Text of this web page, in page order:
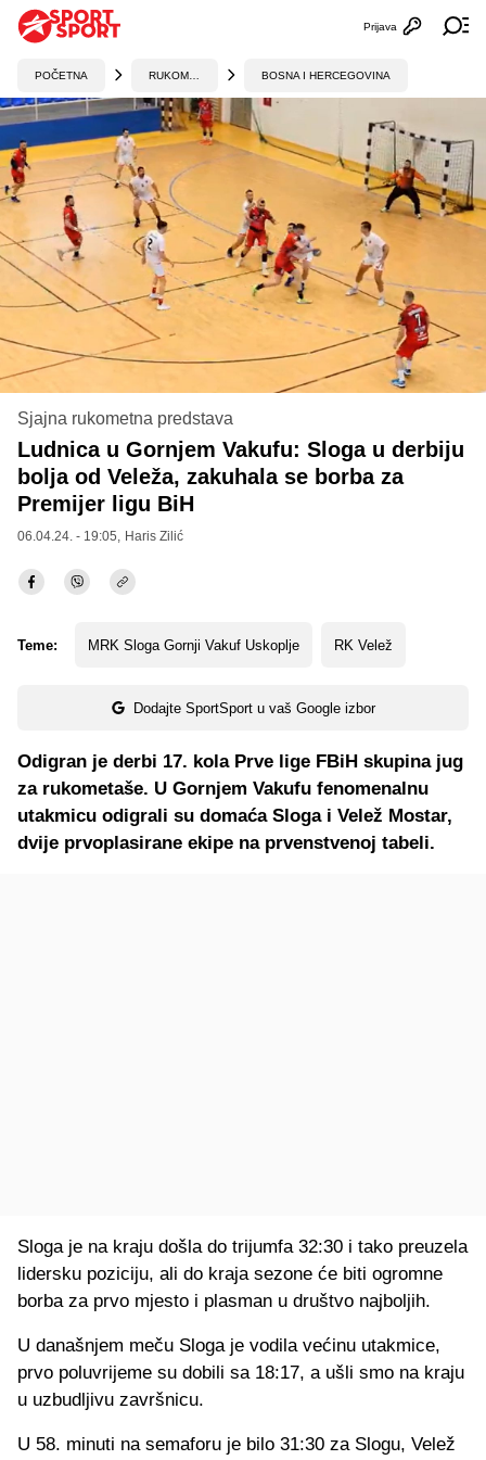
Otvori
Prijava
POČETNA BOSNA I HERCEGOVINA
Sjajna rukometna predstava
Ludnica u Gornjem Vakufu: Sloga u derbiju
bolja od Veleža, zakuhala se borba za
Premijer ligu BiH
06.04.24. - 19:05, Haris Zilić
Teme: MRK Sloga Gornji Vakuf Uskoplje RK Velež
Dodajte SportSport u vaš Google izbor
Odigran je derbi 17. kola Prve lige FBiH skupina jug
za rukometaše. U Gornjem Vakufu fenomenalnu
utakmicu odigrali su domaća Sloga i Velež Mostar,
dvije prvoplasirane ekipe na prvenstvenoj tabeli.
Sloga je na kraju došla do trijumfa 32:30 i tako preuzela
lidersku poziciju, ali do kraja sezone će biti ogromne
borba za prvo mjesto i plasman u društvo najboljih.
U današnjem meču Sloga je vodila većinu utakmice,
prvo poluvrijeme su dobili sa 18:17, a ušli smo na kraju
u uzbudljivu završnicu.
U 58. minuti na semaforu je bilo 31:30 za Slogu, Velež